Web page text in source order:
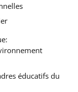
éducatifs du